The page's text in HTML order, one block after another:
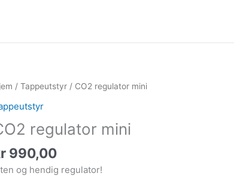
/ Tappeutstyr / CO2 regulator mini
regulator mini
990,00
og hendig regulator!